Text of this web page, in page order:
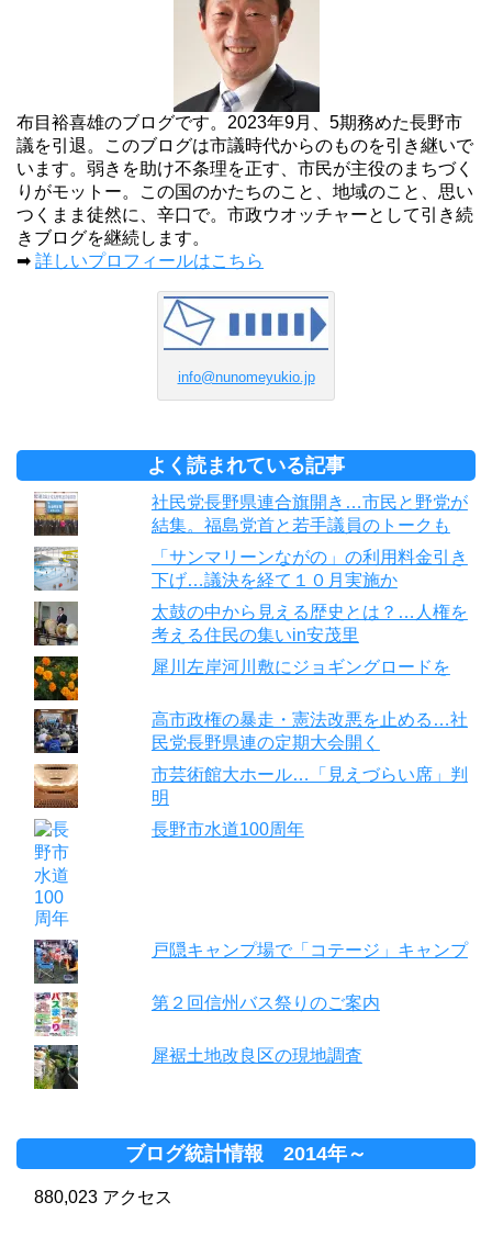
布目裕喜雄のブログです。2023年9月、5期務めた長野市
議を引退。このブログは市議時代からのものを引き継いで
います。弱きを助け不条理を正す、市民が主役のまちづく
りがモットー。この国のかたちのこと、地域のこと、思い
つくまま徒然に、辛口で。市政ウオッチャーとして引き続
きブログを継続します。
➡ 詳しいプロフィールはこちら
info@nunomeyukio.jp
よく読まれている記事
社民党長野県連合旗開き…市民と野党が
結集。福島党首と若手議員のトークも
「サンマリーンながの」の利用料金引き
下げ…議決を経て１０月実施か
太鼓の中から見える歴史とは？…人権を
考える住民の集いin安茂里
犀川左岸河川敷にジョギングロードを
高市政権の暴走・憲法改悪を止める…社
民党長野県連の定期大会開く
市芸術館大ホール…「見えづらい席」判
明
長野市水道100周年
戸隠キャンプ場で「コテージ」キャンプ
第２回信州バス祭りのご案内
犀裾土地改良区の現地調査
ブログ統計情報 2014年～
880,023 アクセス